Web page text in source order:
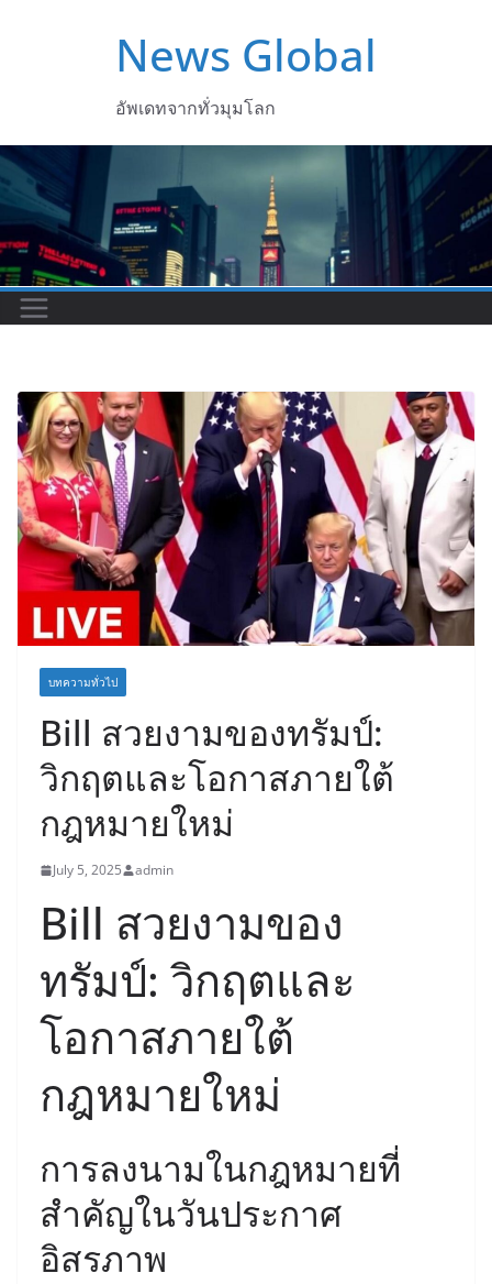
News Global
อัพเดทจากทั่วมุมโลก
บทความทั่วไป
Bill สวยงามของทรัมป์:
วิกฤตและโอกาสภายใต้
กฎหมายใหม่
July 5, 2025 admin
Bill สวยงามของ
ทรัมป์: วิกฤตและ
โอกาสภายใต้
กฎหมายใหม่
การลงนามในกฎหมายที่
สำคัญในวันประกาศ
อิสรภาพ